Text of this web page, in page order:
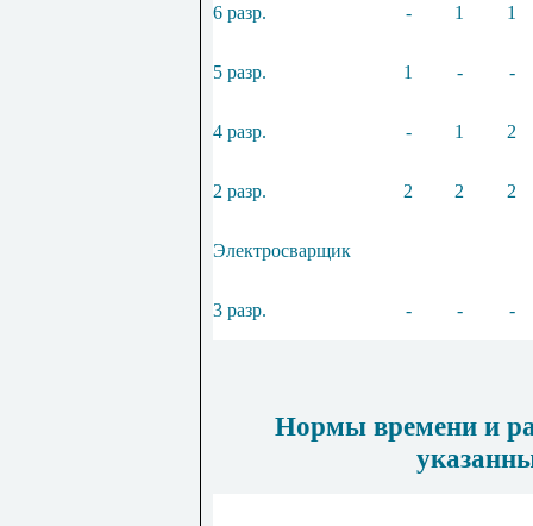
6 разр. - 1 1
5 разр. 1 - -
4 разр. - 1 2
2 разр. 2 2 2
Электросварщик
3 разр. - - -
Нормы времени и